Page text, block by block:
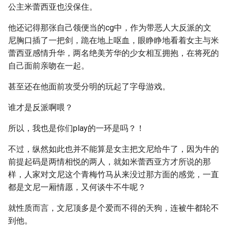
公主米蕾西亚也没保住。
他还记得那张自己领便当的cg中，作为带恶人大反派的文
尼胸口插了一把剑，跪在地上呕血，眼睁睁地看着女主与米
蕾西亚感情升华，两名绝美芳华的少女相互拥抱，在将死的
自己面前亲吻在一起。
甚至还在他面前攻受分明的玩起了字母游戏。
谁才是反派啊喂？
所以，我也是你们play的一环是吗？！
不过，纵然如此也并不能算是女主把文尼给牛了，因为牛的
前提起码是两情相悦的两人，就如米蕾西亚方才所说的那
样，人家对文尼这个青梅竹马从来没过那方面的感觉，一直
都是文尼一厢情愿，又何谈牛不牛呢？
就性质而言，文尼顶多是个爱而不得的天狗，连被牛都轮不
到他。